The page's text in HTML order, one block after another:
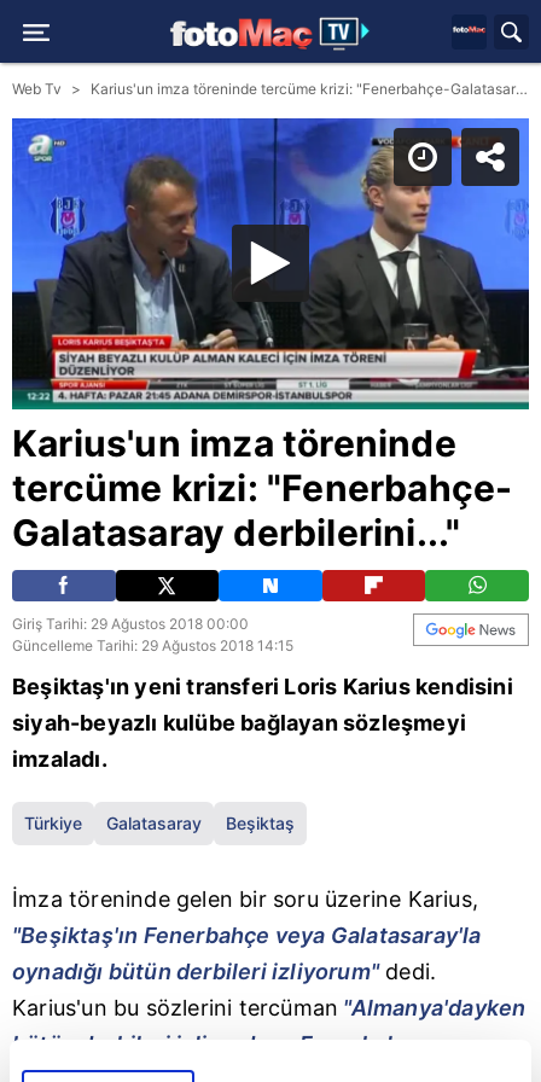
Web Tv Karius'un imza töreninde tercüme krizi: "Fenerbahçe-Galatasaray derbilerini..."
Karius'un imza töreninde
tercüme krizi: "Fenerbahçe-
Galatasaray derbilerini..."
Giriş Tarihi: 29 Ağustos 2018 00:00
Güncelleme Tarihi: 29 Ağustos 2018 14:15
Beşiktaş'ın yeni transferi Loris Karius kendisini
siyah-beyazlı kulübe bağlayan sözleşmeyi
imzaladı.
Türkiye Galatasaray Beşiktaş
İmza töreninde gelen bir soru üzerine Karius,
"Beşiktaş'ın Fenerbahçe veya Galatasaray'la
oynadığı bütün derbileri izliyorum"dedi.
Karius'un bu sözlerini tercüman "Almanya'dayken
bütün derbileri izliyordum. Fenerbahçe-